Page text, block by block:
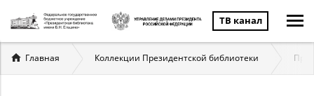
ТВ канал
Вы
здесь
Главная Коллекции Президентской библиотеки